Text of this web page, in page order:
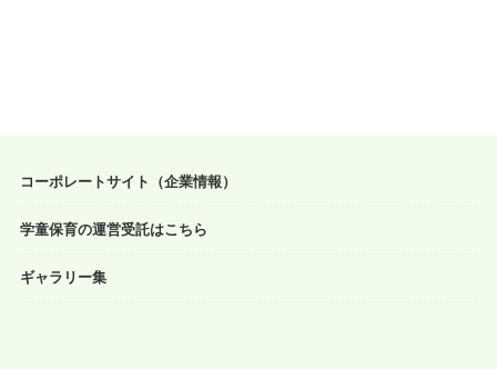
コーポレートサイト（企業情報）
学童保育の運営受託はこちら
ギャラリー集